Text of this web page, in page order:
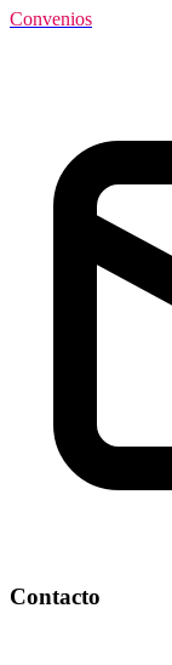
Convenios
Contacto